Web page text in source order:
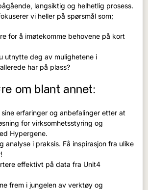
langsiktig og helhetlig prosess.
vi heller på spørsmål som;
for å imøtekomme behovene på kort
utnytte deg av mulighetene i
har på plass?
om blant annet:
erfaringer og anbefalinger etter at
for virksomhetsstyring og
Hypergene.
analyse i praksis. Få inspirasjon fra ulike
effektivt på data fra Unit4
frem i jungelen av verktøy og